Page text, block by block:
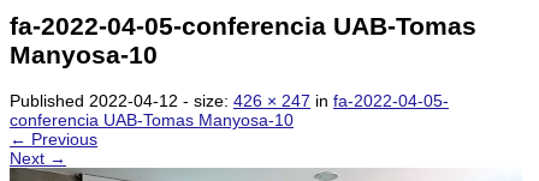
fa-2022-04-05-conferencia UAB-Tomas
Manyosa-10
Published 2022-04-12 - size: 426 × 247 in fa-2022-04-05-
conferencia UAB-Tomas Manyosa-10
← Previous
Next →